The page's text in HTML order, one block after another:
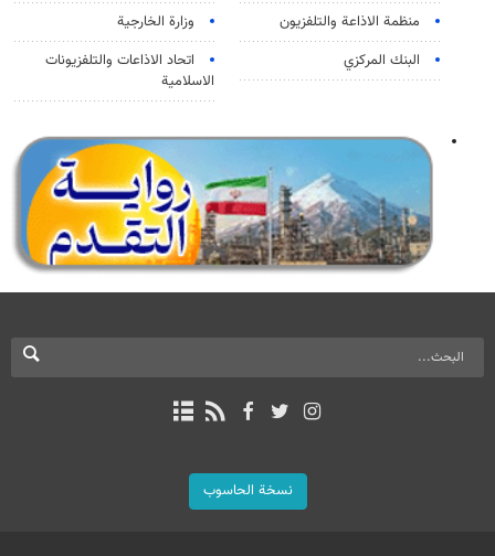
منظمة الاذاعة والتلفزیون
وزارة الخارجية
البنك المركزي
اتحاد الاذاعات والتلفزيونات
الاسلامية
نسخة الحاسوب